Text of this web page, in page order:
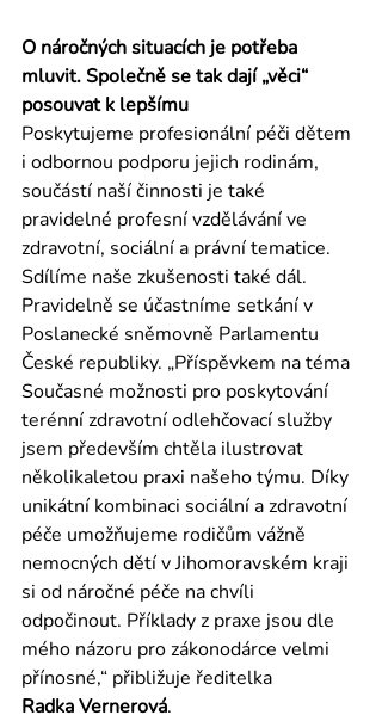
O náročných situacích je potřeba
mluvit. Společně se tak dají „věci“
posouvat k lepšímu
Poskytujeme profesionální péči dětem
i odbornou podporu jejich rodinám,
součástí naší činnosti je také
pravidelné profesní vzdělávání ve
zdravotní, sociální a právní tematice.
Sdílíme naše zkušenosti také dál.
Pravidelně se účastníme setkání v
Poslanecké sněmovně Parlamentu
České republiky. „Příspěvkem na téma
Současné možnosti pro poskytování
terénní zdravotní odlehčovací služby
jsem především chtěla ilustrovat
několikaletou praxi našeho týmu. Díky
unikátní kombinaci sociální a zdravotní
péče umožňujeme rodičům vážně
nemocných dětí v Jihomoravském kraji
si od náročné péče na chvíli
odpočinout. Příklady z praxe jsou dle
mého názoru pro zákonodárce velmi
přínosné,“ přibližuje ředitelka
Radka Vernerová.